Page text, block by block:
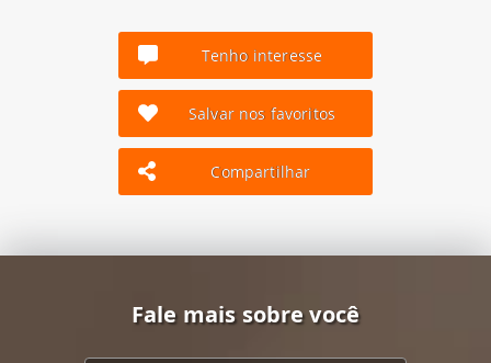
Tenho interesse
Salvar nos favoritos
Compartilhar
Fale mais sobre você